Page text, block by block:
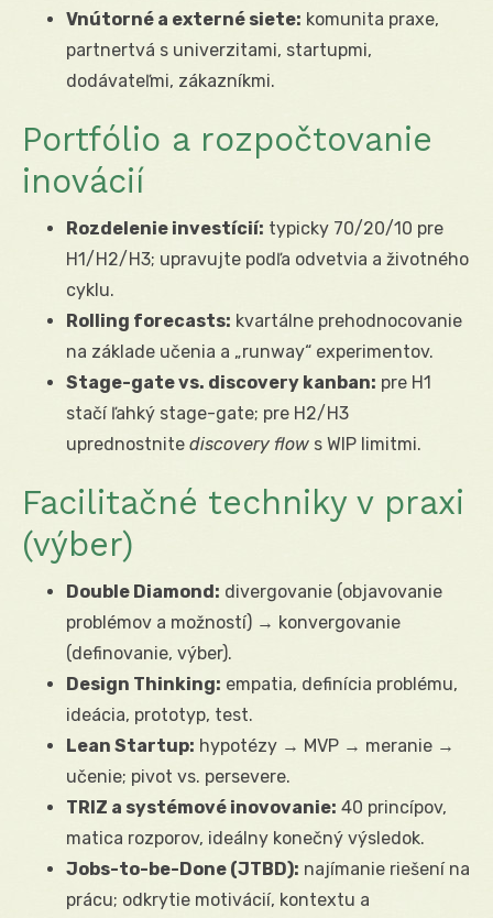
Vnútorné a externé siete: komunita praxe,
partnertvá s univerzitami, startupmi,
dodávateľmi, zákazníkmi.
Portfólio a rozpočtovanie
inovácií
Rozdelenie investícií: typicky 70/20/10 pre
H1/H2/H3; upravujte podľa odvetvia a životného
cyklu.
Rolling forecasts: kvartálne prehodnocovanie
na základe učenia a „runway“ experimentov.
Stage-gate vs. discovery kanban: pre H1
stačí ľahký stage-gate; pre H2/H3
uprednostnite discovery flow s WIP limitmi.
Facilitačné techniky v praxi
(výber)
Double Diamond: divergovanie (objavovanie
problémov a možností) → konvergovanie
(definovanie, výber).
Design Thinking: empatia, definícia problému,
ideácia, prototyp, test.
Lean Startup: hypotézy → MVP → meranie →
učenie; pivot vs. persevere.
TRIZ a systémové inovovanie: 40 princípov,
matica rozporov, ideálny konečný výsledok.
Jobs-to-be-Done (JTBD): najímanie riešení na
prácu; odkrytie motivácií, kontextu a